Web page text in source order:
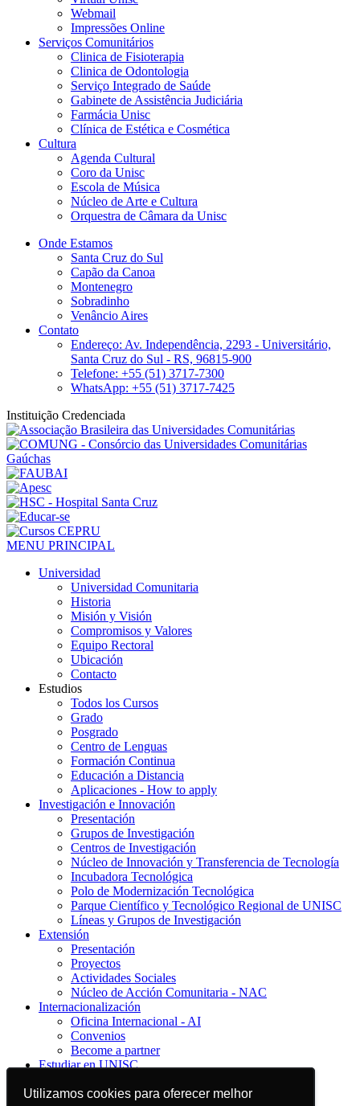
Utilizamos cookies para oferecer melhor
Utilizamos cookies para oferecer melhor
Webmail
Impressões Online
Serviços Comunitários
Clinica de Fisioterapia
Clinica de Odontologia
Serviço Integrado de Saúde
Gabinete de Assistência Judiciária
Farmácia Unisc
Clínica de Estética e Cosmética
Cultura
Agenda Cultural
Coro da Unisc
Escola de Música
Núcleo de Arte e Cultura
Orquestra de Câmara da Unisc
Onde Estamos
Santa Cruz do Sul
Capão da Canoa
Montenegro
Sobradinho
Venâncio Aires
Contato
Endereço: Av. Independência, 2293 - Universitário,
Santa Cruz do Sul - RS, 96815-900
Telefone: +55 (51) 3717-7300
WhatsApp: +55 (51) 3717-7425
Instituição Credenciada
MENU PRINCIPAL
Universidad
Universidad Comunitaria
Historia
Misión y Visión
Compromisos y Valores
Equipo Rectoral
Ubicación
Contacto
Estudios
Todos los Cursos
Grado
Posgrado
Centro de Lenguas
Formación Continua
Educación a Distancia
Aplicaciones - How to apply
Investigación e Innovación
Presentación
Grupos de Investigación
Centros de Investigación
Núcleo de Innovación y Transferencia de Tecnología
Incubadora Tecnológica
Polo de Modernización Tecnológica
Parque Científico y Tecnológico Regional de UNISC
Líneas y Grupos de Investigación
Extensión
Presentación
Proyectos
Actividades Sociales
Núcleo de Acción Comunitaria - NAC
Internacionalización
Oficina Internacional - AI
Convenios
Become a partner
Estudiar en UNISC
Conozca UNISC